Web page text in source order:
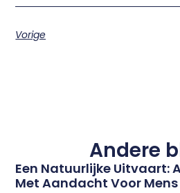
Vorige
Andere
Een Natuurlijke Uitvaart:
Met Aandacht Voor Mens